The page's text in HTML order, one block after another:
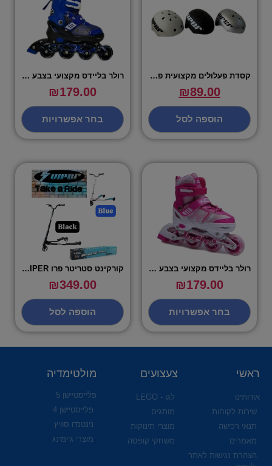
קסדת פעלולים מקצועית פרימיום – VIPER
₪89.00
הוספה לסל
רולר בליידס מקצועי בצבע כחול מידות S,M,L – VIPER
₪179.00
בחר אפשרויות
רולר בליידס מקצועי בצבע ורוד מידות S,M,L – VIPER
₪179.00
בחר אפשרויות
קורקינט סטריטר פרו STREETER PRO – VIPER
₪349.00
הוספה לסל
ראשי
אודותינו
שירות לקוחות
תנאי רכישה
מאמרים
הצהרת נגישות לאתר
צעצועים
לגו - LEGO
מותגים
מוצרי תינוקות
משחקי קופסה
מולטימדיה
פלייסטיישן 5
פלייסטיישן 4
נינטנדו סוויץ
מוצרי גיימינג